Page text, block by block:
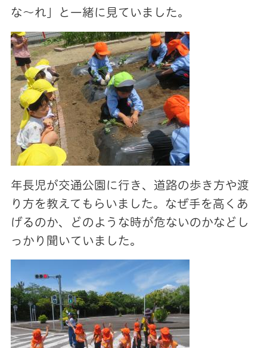
な～れ」と一緒に見ていました。
年長児が交通公園に行き、道路の歩き方や渡
り方を教えてもらいました。なぜ手を高くあ
げるのか、どのような時が危ないのかなどし
っかり聞いていました。